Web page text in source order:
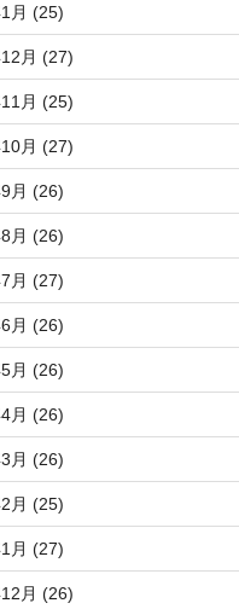
月 (25)
月 (27)
月 (25)
月 (27)
月 (26)
月 (26)
月 (27)
月 (26)
月 (26)
月 (26)
月 (26)
月 (25)
月 (27)
月 (26)